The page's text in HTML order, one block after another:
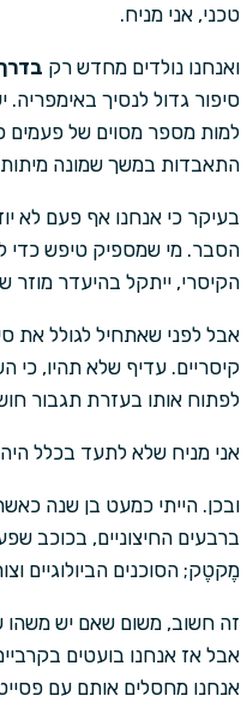
טכני, אני מניח.
ואנחנו נולדים מחדש רק
סיפור גדול לנסיך
למות מספר מסוים של פעמים
התאבדות במשך שמונה מיתות
בעיקר כי אנחנו אף פעם לא
הסבר. מי שמספיק טיפש כדי
הקיסרי, ייתקל בהיעדר מוזר
אבל לפני שאתחיל לגולל את
קיסריים. עדיף שלא תהיו, כי
לפתוח אותו בעזרת תגבור
אני מניח שלא לתעד בכלל
ובכן. הייתי כמעט בן שנה
ברבעים החיצוניים, בכוכב
מֶקטֶק; הסוכנים הביולוגיים
זה חשוב, משום שאם יש משהו
אבל אז אנחנו בועטים
אנחנו מחסלים אותם עם